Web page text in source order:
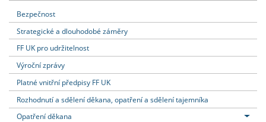
Bezpečnost
Strategické a dlouhodobé záměry
FF UK pro udržitelnost
Výroční zprávy
Platné vnitřní předpisy FF UK
Rozhodnutí a sdělení děkana, opatření a sdělení tajemníka
Opatření děkana